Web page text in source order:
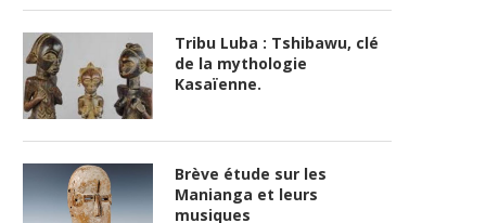
Tribu Luba : Tshibawu, clé
de la mythologie
Kasaïenne.
Brève étude sur les
Manianga et leurs
musiques